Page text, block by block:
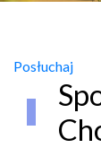
Posłuchaj